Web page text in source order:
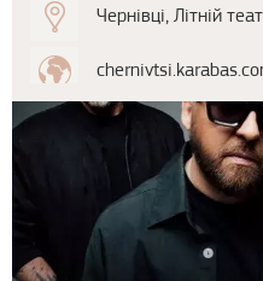
Чернівці, Літній